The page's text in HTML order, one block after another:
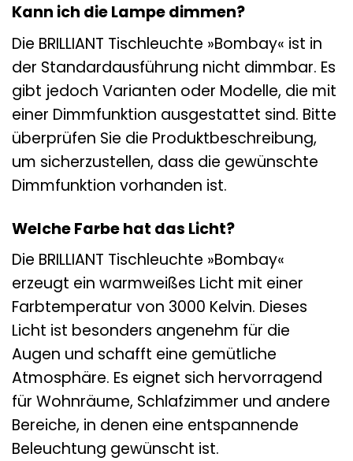
Kann ich die Lampe dimmen?
Die BRILLIANT Tischleuchte »Bombay« ist in
der Standardausführung nicht dimmbar. Es
gibt jedoch Varianten oder Modelle, die mit
einer Dimmfunktion ausgestattet sind. Bitte
überprüfen Sie die Produktbeschreibung,
um sicherzustellen, dass die gewünschte
Dimmfunktion vorhanden ist.
Welche Farbe hat das Licht?
Die BRILLIANT Tischleuchte »Bombay«
erzeugt ein warmweißes Licht mit einer
Farbtemperatur von 3000 Kelvin. Dieses
Licht ist besonders angenehm für die
Augen und schafft eine gemütliche
Atmosphäre. Es eignet sich hervorragend
für Wohnräume, Schlafzimmer und andere
Bereiche, in denen eine entspannende
Beleuchtung gewünscht ist.